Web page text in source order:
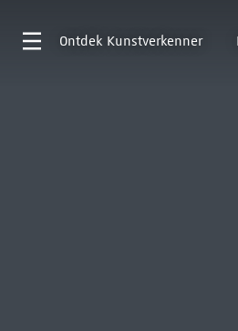
Ontdek Kunstverkenner